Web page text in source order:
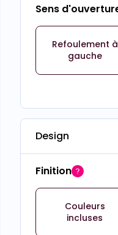
Sens
Refoulement à
gauche
Design
Finition
Couleurs
incluses